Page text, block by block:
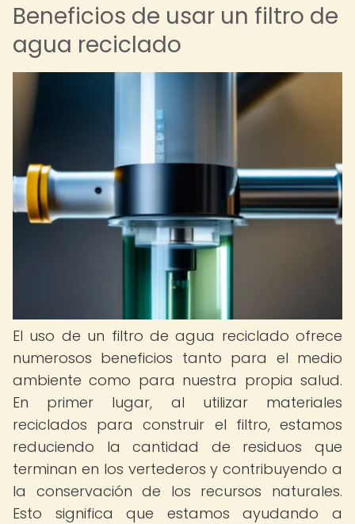
Beneficios de usar un filtro de
agua reciclado
El uso de un filtro de agua reciclado ofrece
numerosos beneficios tanto para el medio
ambiente como para nuestra propia salud.
En primer lugar, al utilizar materiales
reciclados para construir el filtro, estamos
reduciendo la cantidad de residuos que
terminan en los vertederos y contribuyendo a
la conservación de los recursos naturales.
Esto significa que estamos ayudando a